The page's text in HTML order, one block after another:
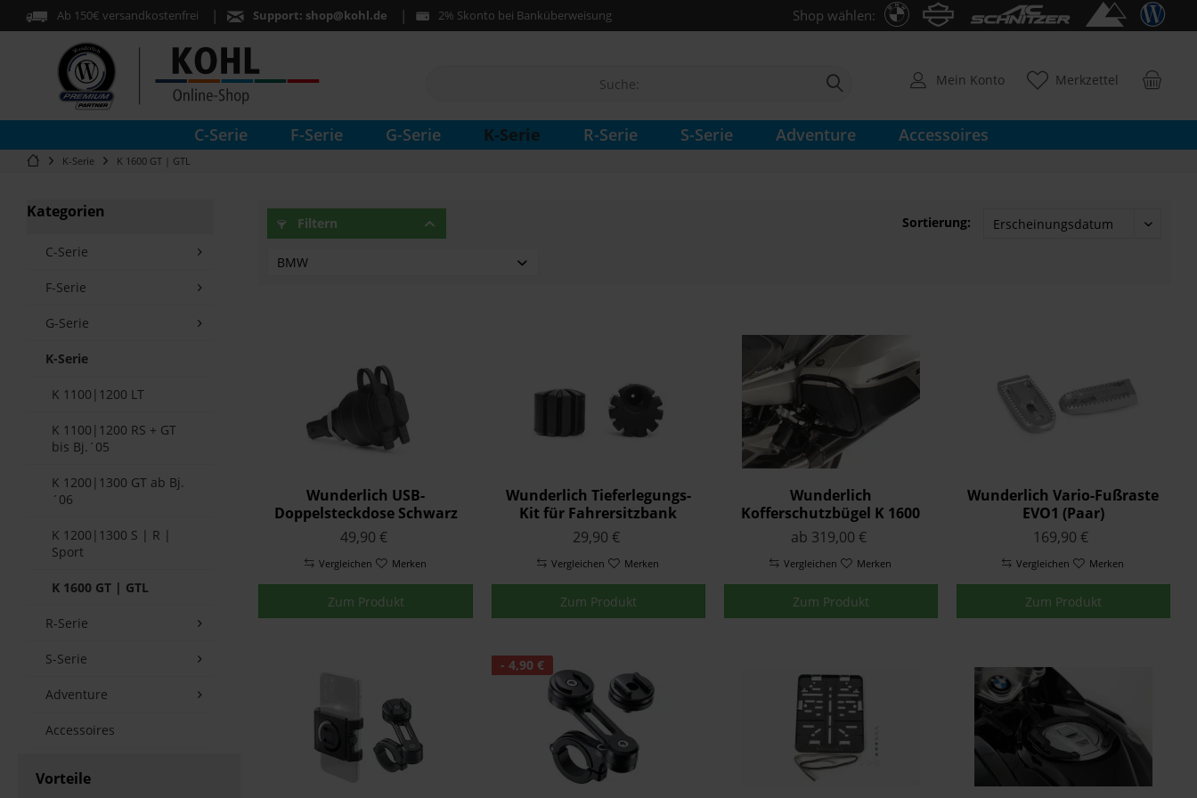
Ab 150€ versandkostenfrei Support: shop@kohl.de 2% Skonto bei Banküberweisung Shop wählen:
Merkzettel
Mein Konto
C-Serie F-Serie G-Serie K-Serie R-Serie S-Serie Adventure Accessoires
K-Serie K 1600 GT | GTL
Kategorien
C-Serie
F-Serie
G-Serie
K-Serie
K 1100|1200 LT
K 1100|1200 RS + GT
bis Bj.´05
K 1200|1300 GT ab Bj.
´06
K 1200|1300 S | R |
Sport
K 1600 GT | GTL
R-Serie
S-Serie
Adventure
Accessoires
Vorteile
Filtern Sortierung:
BMW
Wunderlich USB-
Doppelsteckdose Schwarz
49,90 €
Vergleichen Merken
Zum Produkt
Wunderlich Tieferlegungs-
Kit für Fahrersitzbank
Schwarz
29,90 €
Vergleichen Merken
Zum Produkt
Wunderlich
Kofferschutzbügel K 1600
GT/GTL
ab 319,00 €
Vergleichen Merken
Zum Produkt
Wunderlich Vario-Fußraste
EVO1 (Paar)
169,90 €
Vergleichen Merken
Zum Produkt
- 4,90 €